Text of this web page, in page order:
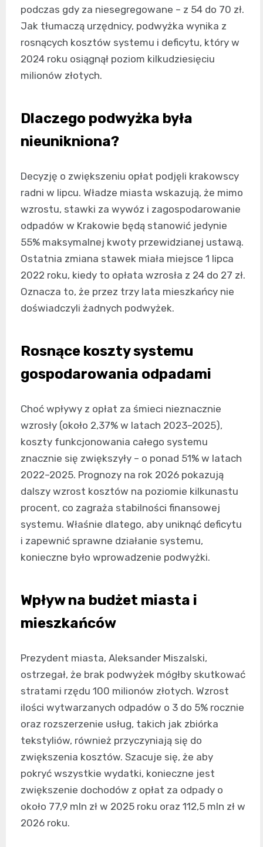
podczas gdy za niesegregowane – z 54 do 70 zł.
Jak tłumaczą urzędnicy, podwyżka wynika z
rosnących kosztów systemu i deficytu, który w
2024 roku osiągnął poziom kilkudziesięciu
milionów złotych.
Dlaczego podwyżka była
nieunikniona?
Decyzję o zwiększeniu opłat podjęli krakowscy
radni w lipcu. Władze miasta wskazują, że mimo
wzrostu, stawki za wywóz i zagospodarowanie
odpadów w Krakowie będą stanowić jedynie
55% maksymalnej kwoty przewidzianej ustawą.
Ostatnia zmiana stawek miała miejsce 1 lipca
2022 roku, kiedy to opłata wzrosła z 24 do 27 zł.
Oznacza to, że przez trzy lata mieszkańcy nie
doświadczyli żadnych podwyżek.
Rosnące koszty systemu
gospodarowania odpadami
Choć wpływy z opłat za śmieci nieznacznie
wzrosły (około 2,37% w latach 2023–2025),
koszty funkcjonowania całego systemu
znacznie się zwiększyły – o ponad 51% w latach
2022–2025. Prognozy na rok 2026 pokazują
dalszy wzrost kosztów na poziomie kilkunastu
procent, co zagraża stabilności finansowej
systemu. Właśnie dlatego, aby uniknąć deficytu
i zapewnić sprawne działanie systemu,
konieczne było wprowadzenie podwyżki.
Wpływ na budżet miasta i
mieszkańców
Prezydent miasta, Aleksander Miszalski,
ostrzegał, że brak podwyżek mógłby skutkować
stratami rzędu 100 milionów złotych. Wzrost
ilości wytwarzanych odpadów o 3 do 5% rocznie
oraz rozszerzenie usług, takich jak zbiórka
tekstyliów, również przyczyniają się do
zwiększenia kosztów. Szacuje się, że aby
pokryć wszystkie wydatki, konieczne jest
zwiększenie dochodów z opłat za odpady o
około 77,9 mln zł w 2025 roku oraz 112,5 mln zł w
2026 roku.